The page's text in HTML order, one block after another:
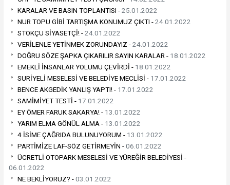
KARALAR VE BASIN TOPLANTISI -25.01.2022
NUR TOPU GİBİ TARTIŞMA KONUMUZ ÇIKTI -24.01.2022
STOKÇU SİYASETÇİ! -24.01.2022
VERİLENLE YETİNMEK ZORUNDAYIZ -24.01.2022
DOĞRU SÖZE ŞAPKA ÇIKARILIR SAYIN KARALAR - 18.01.2022
EMEKLİ İNSANLAR YOLUMU ÇEVİRDİ - 18.01.2022
SURİYELİ MESELESİ VE BELEDİYE MECLİSİ - 17.01.2022
BENCE AKGEDİK YANLIŞ YAPTI! - 17.01.2022
SAMİMİYET TESTİ - 17.01.2022
EY ÖMER FARUK SAKARYA! - 13.01.2022
YARIM ELMA GÖNÜL ALMA - 13.01.2022
4 İSİME ÇAĞRIDA BULUNUYORUM - 13.01.2022
PARTİMİZE LAF-SÖZ GETİRMEYİN -06.01.2022
ÜCRETLİ OTOPARK MESELESİ VE YÜREĞİR BELEDİYESİ -
06.01.2022
NE BEKLİYORUZ? -03.01.2022